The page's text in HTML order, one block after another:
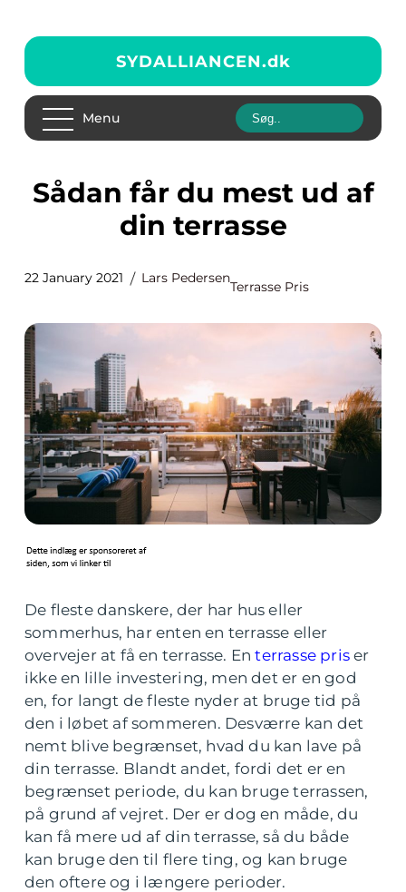
SYDALLIANCEN.dk
Menu
Sådan får du mest ud af
din terrasse
22 January 2021 Lars Pedersen
Terrasse Pris
De fleste danskere, der har hus eller
sommerhus, har enten en terrasse eller
overvejer at få en terrasse. Enterrasse pris er
ikke en lille investering, men det er en god
en, for langt de fleste nyder at bruge tid på
den i løbet af sommeren. Desværre kan det
nemt blive begrænset, hvad du kan lave på
din terrasse. Blandt andet, fordi det er en
begrænset periode, du kan bruge terrassen,
på grund af vejret. Der er dog en måde, du
kan få mere ud af din terrasse, så du både
kan bruge den til flere ting, og kan bruge
den oftere og i længere perioder.